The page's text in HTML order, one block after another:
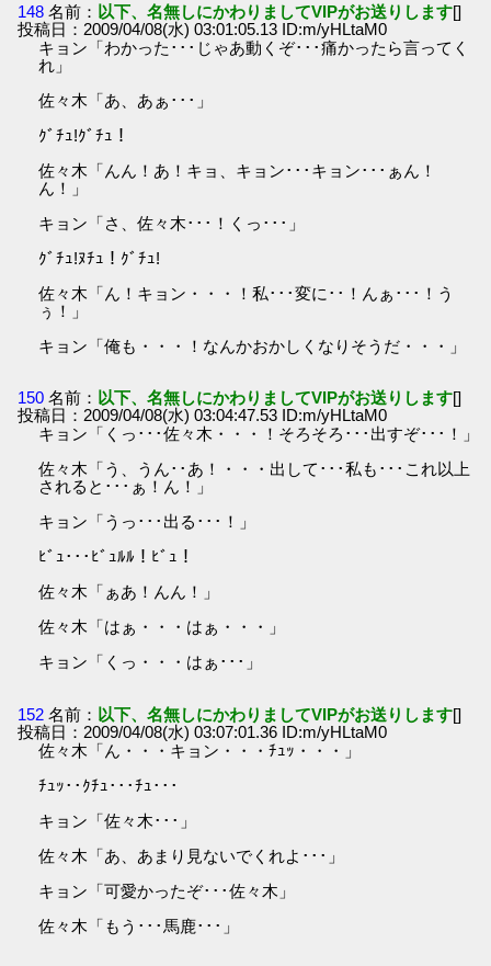
148 名前： 以下、名無しにかわりましてVIPがお送りします[]
投稿日：2009/04/08(水) 03:01:05.13 ID:m/yHLtaM0
キョン「わかった･･･じゃあ動くぞ･･･痛かったら言ってく
れ」
佐々木「あ、あぁ･･･」
ｸﾞﾁｭ!ｸﾞﾁｭ！
佐々木「んん！あ！キョ、キョン･･･キョン･･･ぁん！
ん！」
キョン「さ、佐々木･･･！くっ･･･」
ｸﾞﾁｭ!ﾇﾁｭ！ｸﾞﾁｭ!
佐々木「ん！キョン・・・！私･･･変に･･！んぁ･･･！う
ぅ！」
キョン「俺も・・・！なんかおかしくなりそうだ・・・」
150 名前： 以下、名無しにかわりましてVIPがお送りします[]
投稿日：2009/04/08(水) 03:04:47.53 ID:m/yHLtaM0
キョン「くっ･･･佐々木・・・！そろそろ･･･出すぞ･･･！」
佐々木「う、うん･･あ！・・・出して･･･私も･･･これ以上
されると･･･ぁ！ん！」
キョン「うっ･･･出る･･･！」
ﾋﾞｭ･･･ﾋﾞｭﾙﾙ！ﾋﾞｭ！
佐々木「ぁあ！んん！」
佐々木「はぁ・・・はぁ・・・」
キョン「くっ・・・はぁ･･･」
152 名前： 以下、名無しにかわりましてVIPがお送りします[]
投稿日：2009/04/08(水) 03:07:01.36 ID:m/yHLtaM0
佐々木「ん・・・キョン・・・ﾁｭｯ・・・」
ﾁｭｯ･･ｸﾁｭ･･･ﾁｭ･･･
キョン「佐々木･･･」
佐々木「あ、あまり見ないでくれよ･･･」
キョン「可愛かったぞ･･･佐々木」
佐々木「もう･･･馬鹿･･･」